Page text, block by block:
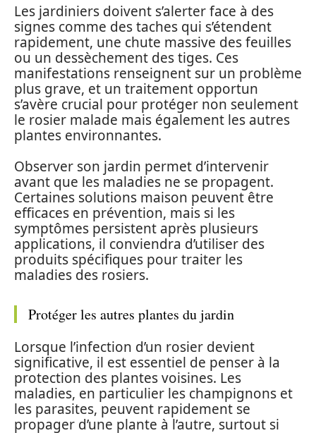
Les jardiniers doivent s’alerter face à des
signes comme des taches qui s’étendent
rapidement, une chute massive des feuilles
ou un dessèchement des tiges. Ces
manifestations renseignent sur un problème
plus grave, et un traitement opportun
s’avère crucial pour protéger non seulement
le rosier malade mais également les autres
plantes environnantes.
Observer son jardin permet d’intervenir
avant que les maladies ne se propagent.
Certaines solutions maison peuvent être
efficaces en prévention, mais si les
symptômes persistent après plusieurs
applications, il conviendra d’utiliser des
produits spécifiques pour traiter les
maladies des rosiers.
Protéger les autres plantes du jardin
Lorsque l’infection d’un rosier devient
significative, il est essentiel de penser à la
protection des plantes voisines. Les
maladies, en particulier les champignons et
les parasites, peuvent rapidement se
propager d’une plante à l’autre, surtout si